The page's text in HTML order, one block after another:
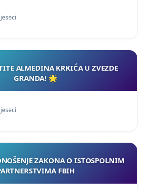
ALMEDINA KRKIĆA U ZVEZDE
GRANDA! 🌟
ZAKONA O ISTOSPOLNIM
FBIH